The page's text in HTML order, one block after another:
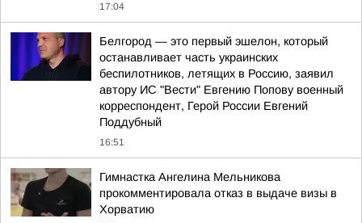
17:04
Белгород — это первый эшелон, который
останавливает часть украинских
беспилотников, летящих в Россию, заявил
автору ИС "Вести" Евгению Попову военный
корреспондент, Герой России Евгений
Поддубный
16:51
Гимнастка Ангелина Мельникова
прокомментировала отказ в выдаче визы в
Хорватию